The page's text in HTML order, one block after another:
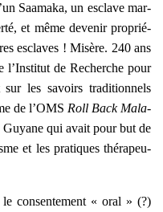
Saa­ma­ka, un esclave mar­
et même deve­nir pro­prié­
esclaves ! Misère. 240 ans
l’Institut de Recherche pour
les savoirs tra­di­tion­nels
de l’OMS Roll Back Mala­
qui avait pour but de
et les pra­tiques thé­ra­peu­
consen­te­ment « oral » (?)